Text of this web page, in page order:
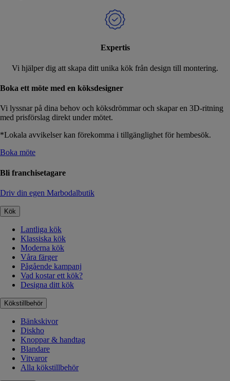
Expertis
Vi hjälper dig att skapa ditt unika kök från design till montering.
Boka ett möte med en köksdesigner
Vi lyssnar på dina behov och köksdrömmar och skapar en 3D-ritning
med prisförslag direkt under mötet.
*Lokala avvikelser kan förekomma i tillgänglighet för hembesök.
Boka möte
Bli franchisetagare
Driv din egen Marbodalbutik
Kök
Lantliga kök
Klassiska kök
Moderna kök
Våra färger
Pågående kampanj
Vad kostar ett kök?
Designa ditt kök
Kökstillbehör
Bänkskivor
Diskho
Knoppar & handtag
Blandare
Vitvaror
Alla kökstillbehör